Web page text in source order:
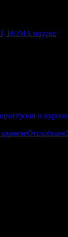
HOMA индекс
Уроци и
Отслабване